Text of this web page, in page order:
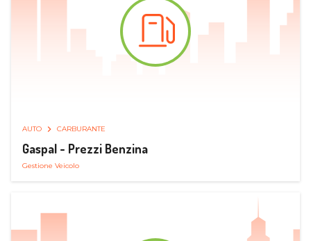
AUTO CARBURANTE
Gaspal - Prezzi Benzina
Gestione Veicolo